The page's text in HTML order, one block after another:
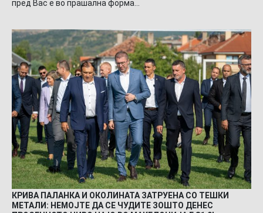
пред Вас е во прашална форма…
КРИВА ПАЛАНКА И ОКОЛИНАТА ЗАТРУЕНА СО ТЕШКИ
МЕТАЛИ: НЕМОЈТЕ ДА СЕ ЧУДИТЕ ЗОШТО ДЕНЕС